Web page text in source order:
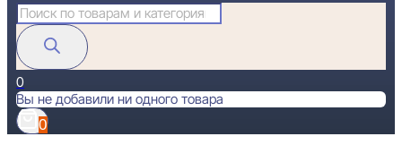
Поиск
товаров
0
Вы не добавили ни одного товара
0